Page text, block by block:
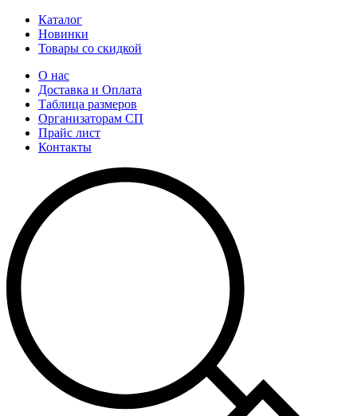
Каталог
Новинки
Товары со скидкой
О нас
Доставка и Оплата
Таблица размеров
Организаторам СП
Прайс лист
Контакты